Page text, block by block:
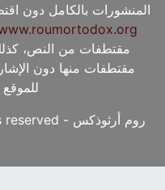
المنشورات بالكامل دون
www.roumortodox.org
مقتطفات من النص، كذلك
مقتطفات منها دون
للموقع
روم أرثوذكس - Copyright © 2021 - All rights reserved